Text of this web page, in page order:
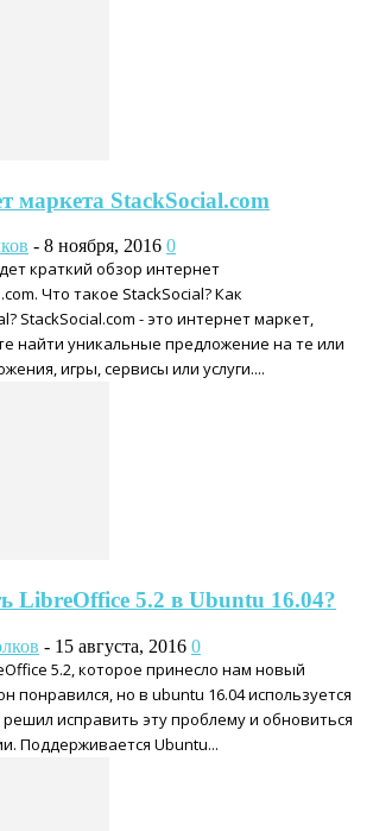
маркета StackSocial.com
- 8 ноября, 2016 0
краткий обзор интернет
Что такое StackSocial? Как
StackSocial.com - это интернет маркет,
найти уникальные предложение на те или
игры, сервисы или услуги....
LibreOffice 5.2 в Ubuntu 16.04?
- 15 августа, 2016 0
5.2, которое принесло нам новый
понравился, но в ubuntu 16.04 используется
решил исправить эту проблему и обновиться
Поддерживается Ubuntu...